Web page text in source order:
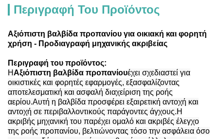
Περιγραφή Του Προϊόντος
Αξιόπιστη βαλβίδα προπανίου για οικιακή και φορητή
χρήση - Προδιαγραφή μηχανικής ακριβείας
Περιγραφή του προϊόντος:
ΗΑξιόπιστη βαλβίδα προπανίουέχει σχεδιαστεί για
οικιστικές και φορητές εφαρμογές, εξασφαλίζοντας
αποτελεσματική και ασφαλή διαχείριση της ροής
αερίου.Αυτή η βαλβίδα προσφέρει εξαιρετική αντοχή και
αντοχή σε περιβαλλοντικούς παράγοντες άγχους.Η
ακριβής μηχανική του παρέχει ομαλό και ακριβές έλεγχο
της ροής προπανίου, βελτιώνοντας τόσο την ασφάλεια όσο